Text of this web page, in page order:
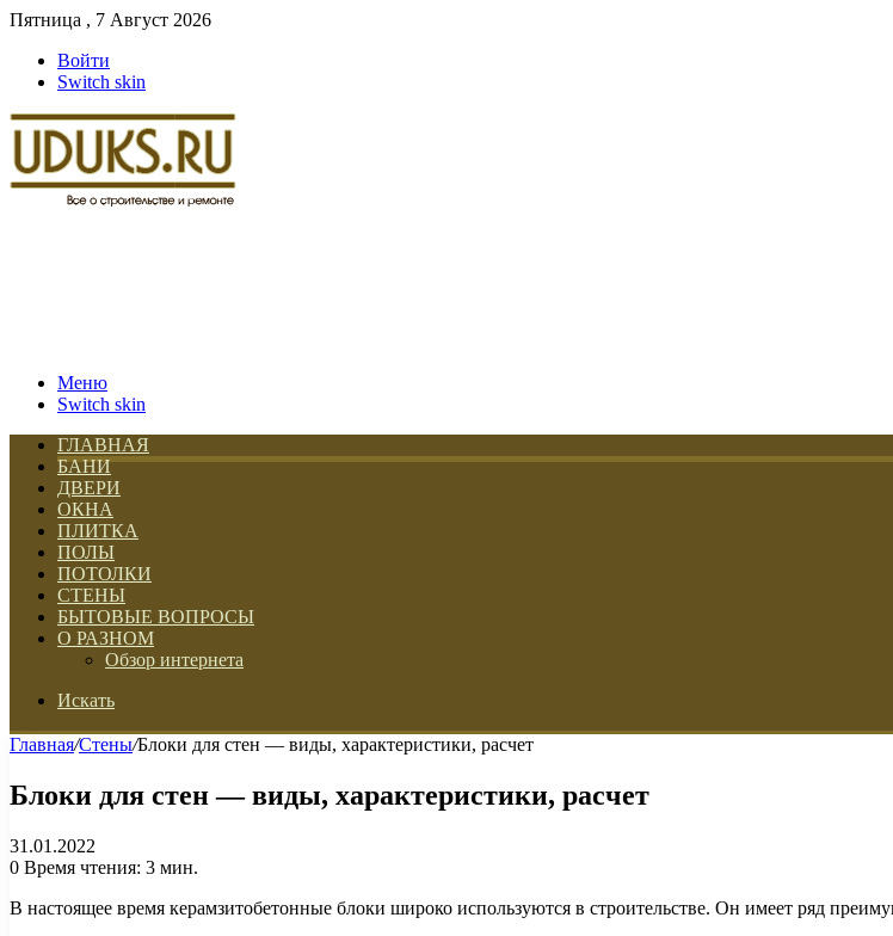
Пятница , 7 Август 2026
Войти
Switch skin
Меню
Switch skin
ГЛАВНАЯ
БАНИ
ДВЕРИ
ОКНА
ПЛИТКА
ПОЛЫ
ПОТОЛКИ
СТЕНЫ
БЫТОВЫЕ ВОПРОСЫ
О РАЗНОМ
Обзор интернета
Искать
Главная/Стены/Блоки для стен — виды, характеристики, расчет
Блоки для стен — виды, характеристики, расчет
31.01.2022
0 Время чтения: 3 мин.
В настоящее время керамзитобетонные блоки широко используются в строительстве. Он имеет ряд